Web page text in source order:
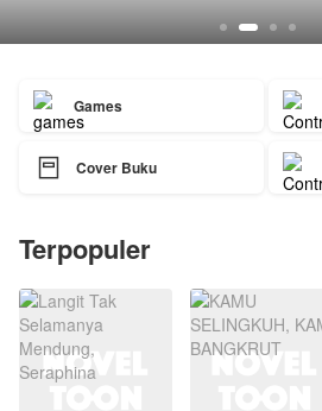
Games
 Cover Buku
Terpopuler